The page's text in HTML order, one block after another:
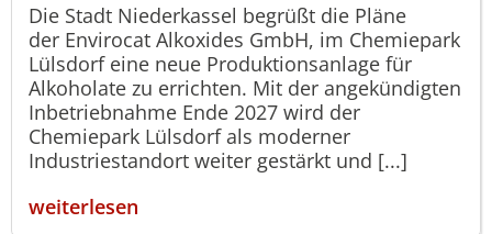
Die Stadt Niederkassel begrüßt die Pläne
der Envirocat Alkoxides GmbH, im Chemiepark
Lülsdorf eine neue Produktionsanlage für
Alkoholate zu errichten. Mit der angekündigten
Inbetriebnahme Ende 2027 wird der
Chemiepark Lülsdorf als moderner
Industriestandort weiter gestärkt und [...]
weiterlesen